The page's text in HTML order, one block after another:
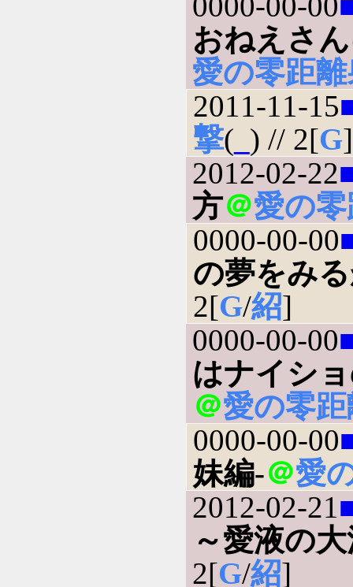
おねえさ
愛の零距
2011-11-15
撃( ) // 2[G]
2012-02-22
方＠愛の
0000-00-00
の夢をみ
2[G/紹]
0000-00-00
はナイシ
＠愛の零
0000-00-00
妹編-＠愛
2012-02-21
～愛液の
2[G/紹]